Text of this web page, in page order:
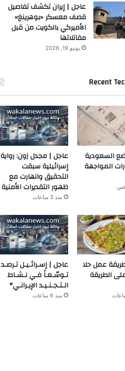
عاجل | إيران تكشف تفاصيل
قصف معسكر «بوهرينغ»
الأميركي بالكويت من قبل
مقاتلاتها
يونيو 19, 2026
Recent
السعودية
المواجهة
عاجل | مجدل زون: رواية
إسرائيلية سبقت
التحقيق وانهارت مع
ظهور التقديرات الأمنية
منذ 3 ساعات
عمل حلا
الطريقة
عاجل | إسـرائـيـل تـرصـد
تـوسّـعـاً فـي نـشـاط
الـتـجـنـيـد الإيـرانـي*
منذ 6 ساعات